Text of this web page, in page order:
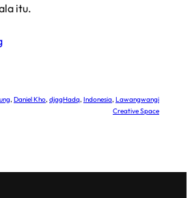
itu.
, Daniel Kho, djagHadq, Indonesia, Lawangwangi
Creative Space